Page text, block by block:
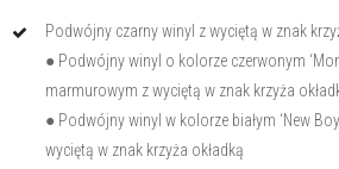
Podwójny czarny winyl z wyciętą w znak
● Podwójny winyl o kolorze czerwonym
marmurowym z wyciętą w znak krzyża
● Podwójny winyl w kolorze białym ‘New
wyciętą w znak krzyża okładką